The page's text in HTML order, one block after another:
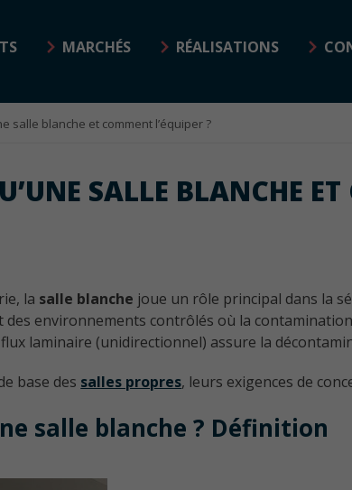
à la française coupe-feu
à la française pare-
EW30
avec rupture thermique
avec ou sans rupture
MARCHÉS
Bâtiment Industriel
avec ou sans rupture
qui vous feront gagner
ERP
RÉALISATIONS
salle blanche et comment l’équiper ?
SALLE BLANCHE
la salle blanche joue un rôle principal dans la
des environnements contrôlés où la
laminaire (unidirectionnel) assure la
base des salles propres, leurs exigences de
salle blanche ? Définition